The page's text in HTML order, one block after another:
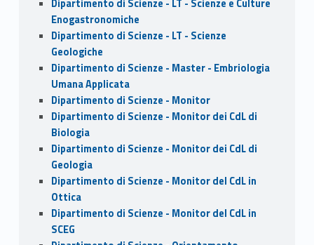
Dipartimento di Scienze - LT - Scienze e Culture
Enogastronomiche
Dipartimento di Scienze - LT - Scienze
Geologiche
Dipartimento di Scienze - Master - Embriologia
Umana Applicata
Dipartimento di Scienze - Monitor
Dipartimento di Scienze - Monitor dei CdL di
Biologia
Dipartimento di Scienze - Monitor dei CdL di
Geologia
Dipartimento di Scienze - Monitor del CdL in
Ottica
Dipartimento di Scienze - Monitor del CdL in
SCEG